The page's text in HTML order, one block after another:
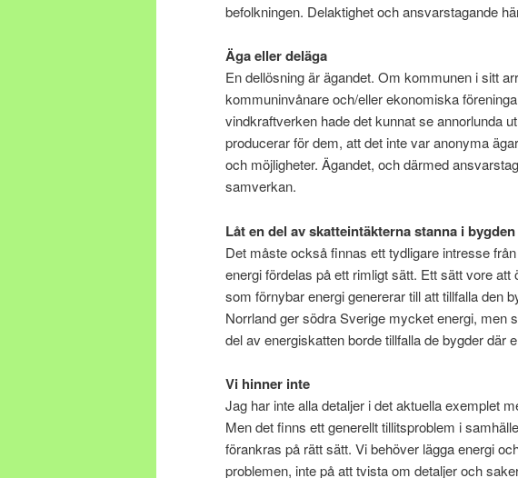
befolkningen. Delaktighet och ansvarstagande
Äga eller deläga
En dellösning är ägandet. Om kommunen i sitt
kommuninvånare och/eller ekonomiska
vindkraftverken hade det kunnat se annorlunda
producerar för dem, att det inte var anonyma
och möjligheter. Ägandet, och därmed
samverkan.
Låt en del av skatteintäkterna stanna i bygden
Det måste också finnas ett tydligare intresse
energi fördelas på ett rimligt sätt. Ett sätt vore
som förnybar energi genererar till att tillfalla den
Norrland ger södra Sverige mycket energi, men
del av energiskatten borde tillfalla de bygder där
Vi hinner inte
Jag har inte alla detaljer i det aktuella exemplet
Men det finns ett generellt tillitsproblem i
förankras på rätt sätt. Vi behöver lägga energi
problemen, inte på att tvista om detaljer och